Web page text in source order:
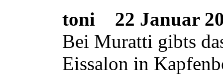
toni
22 Januar
Bei Muratti gibts
Eissalon in